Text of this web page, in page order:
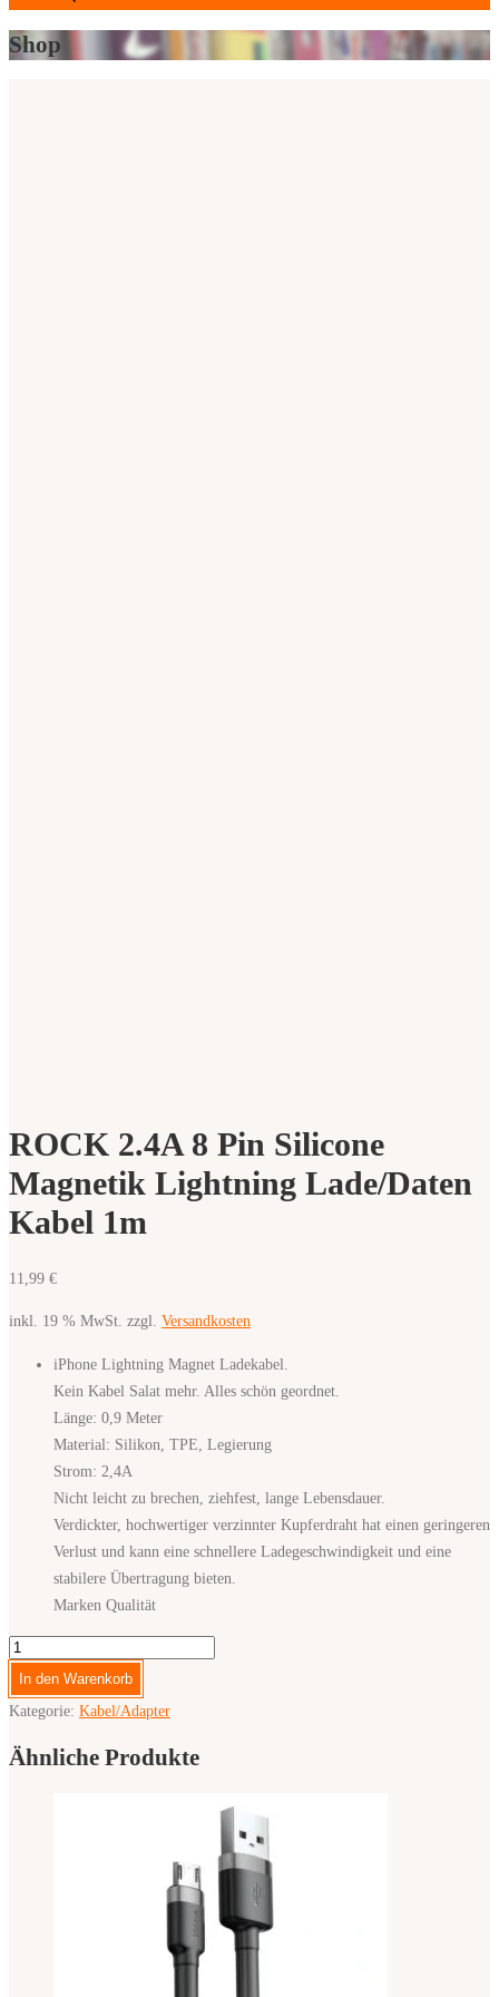
Shop
ROCK 2.4A 8 Pin Silicone
Magnetik Lightning Lade/Daten
Kabel 1m
11,99 €
inkl. 19 % MwSt. zzgl. Versandkosten
iPhone Lightning Magnet Ladekabel.
Kein Kabel Salat mehr. Alles schön geordnet.
Länge: 0,9 Meter
Material: Silikon, TPE, Legierung
Strom: 2,4A
Nicht leicht zu brechen, ziehfest, lange Lebensdauer.
Verdickter, hochwertiger verzinnter Kupferdraht hat einen geringeren
Verlust und kann eine schnellere Ladegeschwindigkeit und eine
stabilere Übertragung bieten.
Marken Qualität
ROCK
2.4A
8
Silicone
In den Warenkorb
Kategorie: Kabel/Adapter
Ähnliche Produkte